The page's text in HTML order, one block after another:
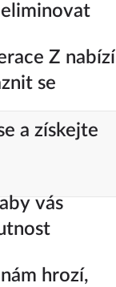
Z nabízí
se
a získejte
vás
hrozí,